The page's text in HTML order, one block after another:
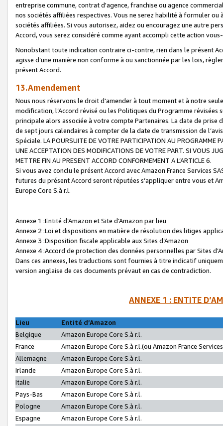
entreprise commune, contrat d'agence, franchise ou agence
nos sociétés affiliées respectives. Vous ne serez habilité à formuler
sociétés affiliées. Si vous autorisez, aidez ou encouragez une autre
Accord, vous serez considéré comme ayant accompli cette action
Nonobstant toute indication contraire ci-contre, rien dans le présent
agisse d’une manière non conforme à ou sanctionnée par les lois,
présent Accord.
13.Amendement
Nous nous réservons le droit d'amender à tout moment et à notre
modification, l’Accord révisé ou les Politiques du Programme
principale alors associée à votre compte Partenaires. La date de
de sept jours calendaires à compter de la date de transmission de
Spéciale. LA POURSUITE DE VOTRE PARTICIPATION AU PROGRAMME
UNE ACCEPTATION DES MODIFICATIONS DE VOTRE PART. SI VOUS
METTRE FIN AU PRESENT ACCORD CONFORMEMENT A L’ARTICLE 6.
Si vous avez conclu le présent Accord avec Amazon France Services
futures du présent Accord seront réputées s’appliquer entre vous et
Europe Core S.à r.l.
Annexe 1 :Entité d’Amazon et Site d’Amazon par lieu
Annexe 2 :Loi et dispositions en matière de résolution des litiges
Annexe 3 :Disposition fiscale applicable aux Sites d’Amazon
Annexe 4 :Accord de protection des données personnelles par Sites
Dans ces annexes, les traductions sont fournies à titre indicatif
version anglaise de ces documents prévaut en cas de contradiction.
ANNEXE 1 : ENTITE
Lieu
Entité d’Amazon
Belgique
Amazon Europe Core S.à r.l.
France
Amazon Europe Core S.à r.l.(ou Amazon France
Allemagne
Amazon Europe Core S.à r.l.
Irlande
Amazon Europe Core S.à r.l.
Italie
Amazon Europe Core S.à r.l.
Pays-Bas
Amazon Europe Core S.à r.l.
Pologne
Amazon Europe Core S.à r.l.
Espagne
Amazon Europe Core S.à r.l.